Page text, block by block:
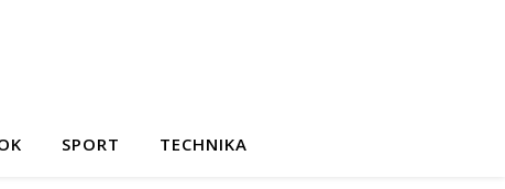
SPORT TECHNIKA